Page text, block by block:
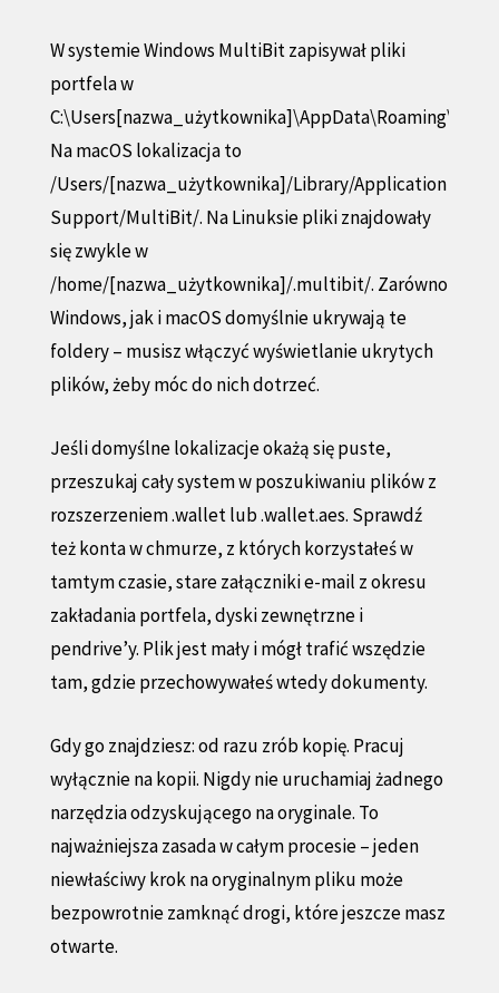
W systemie Windows MultiBit zapisywał pliki
portfela w
Na macOS lokalizacja to
/Users/[nazwa_użytkownika]/Library/Application
Support/MultiBit/. Na Linuksie pliki znajdowały
się zwykle w
/home/[nazwa_użytkownika]/.multibit/. Zarówno
Windows, jak i macOS domyślnie ukrywają te
foldery – musisz włączyć wyświetlanie ukrytych
plików, żeby móc do nich dotrzeć.
Jeśli domyślne lokalizacje okażą się puste,
przeszukaj cały system w poszukiwaniu plików z
rozszerzeniem .wallet lub .wallet.aes. Sprawdź
też konta w chmurze, z których korzystałeś w
tamtym czasie, stare załączniki e-mail z okresu
zakładania portfela, dyski zewnętrzne i
pendrive’y. Plik jest mały i mógł trafić wszędzie
tam, gdzie przechowywałeś wtedy dokumenty.
Gdy go znajdziesz: od razu zrób kopię. Pracuj
wyłącznie na kopii. Nigdy nie uruchamiaj żadnego
narzędzia odzyskującego na oryginale. To
najważniejsza zasada w całym procesie – jeden
niewłaściwy krok na oryginalnym pliku może
bezpowrotnie zamknąć drogi, które jeszcze masz
otwarte.